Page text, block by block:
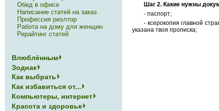
Шаг 2. Какие нужны
- паспорт;
- ксерокопия главной
указана твоя прописка;
Обед в офисе
Написание статей на заказ
Профессия риэлтор
Работа на дому для женщин
Рерайтинг статей
Влюблённым
Зодиак
Как выбрать
Как избавиться от...
Компьютеры, интернет
Красота и здоровье